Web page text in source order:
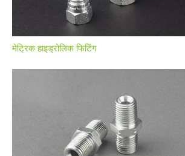
मेट्रिक हाइड्रोलिक फिटिंग